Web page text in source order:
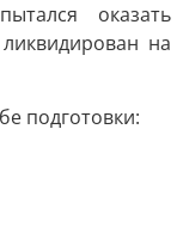
оказать
на
подготовки: